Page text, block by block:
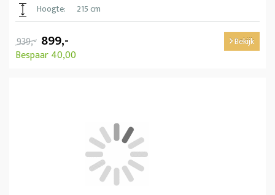
Hoogte:
215 cm
939,- 899,-
Bespaar 40,00
Bekijk